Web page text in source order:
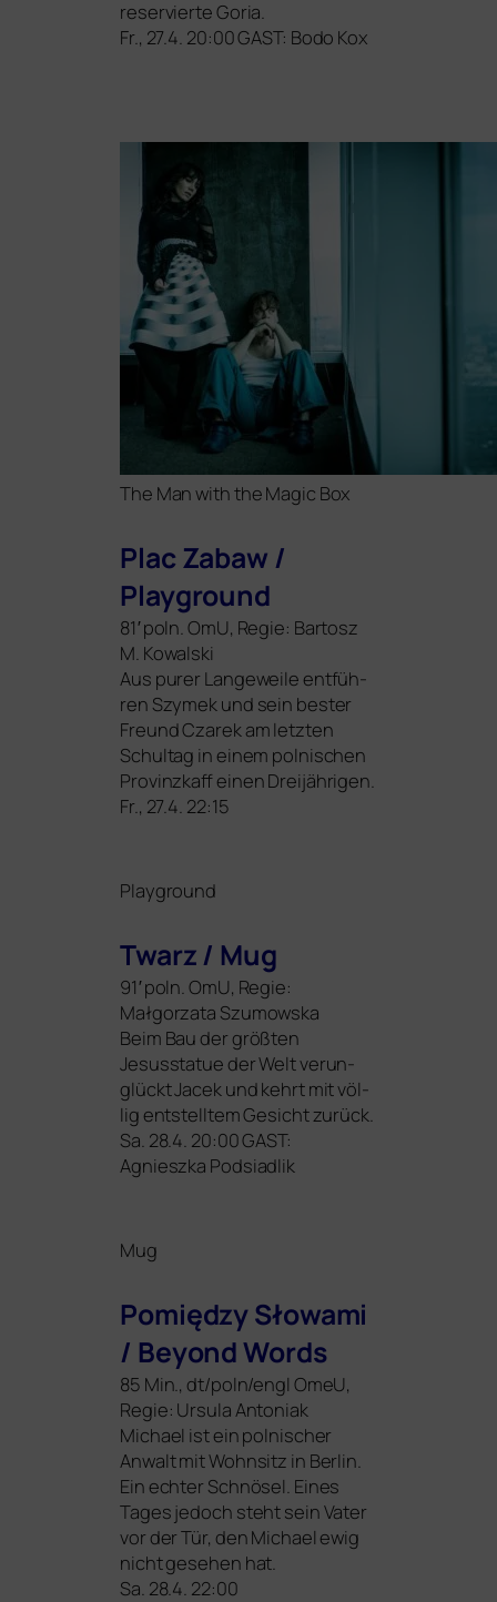
reser­vier­te Goria.
Fr., 27.4. 20:00GAST: Bodo Kox
The Man with the Magic Box
Plac Zabaw /
Playground
81′ poln. OmU, Regie: Bartosz
M. Kowalski
Aus purer Langeweile ent­füh­
ren Szymek und sein bes­ter
Freund Czarek am letz­ten
Schultag in einem pol­ni­schen
Provinzkaff einen Dreijährigen.
Fr., 27.4. 22:15
Playground
Twarz / Mug
91′ poln. OmU, Regie:
Małgorzata Szumowska
Beim Bau der größ­ten
Jesusstatue der Welt ver­un­
glückt Jacek und kehrt mit völ­
lig ent­stell­tem Gesicht zurück.
Sa. 28.4. 20:00GAST:
Agnieszka Podsiadlik
Mug
Pomiędzy Słowami
/ Beyond Words
85 Min., dt/poln/engl OmeU,
Regie: Ursula Antoniak
Michael ist ein pol­ni­scher
Anwalt mit Wohnsitz in Berlin.
Ein ech­ter Schnösel. Eines
Tages jedoch steht sein Vater
vor der Tür, den Michael ewig
nicht gese­hen hat.
Sa. 28.4. 22:00